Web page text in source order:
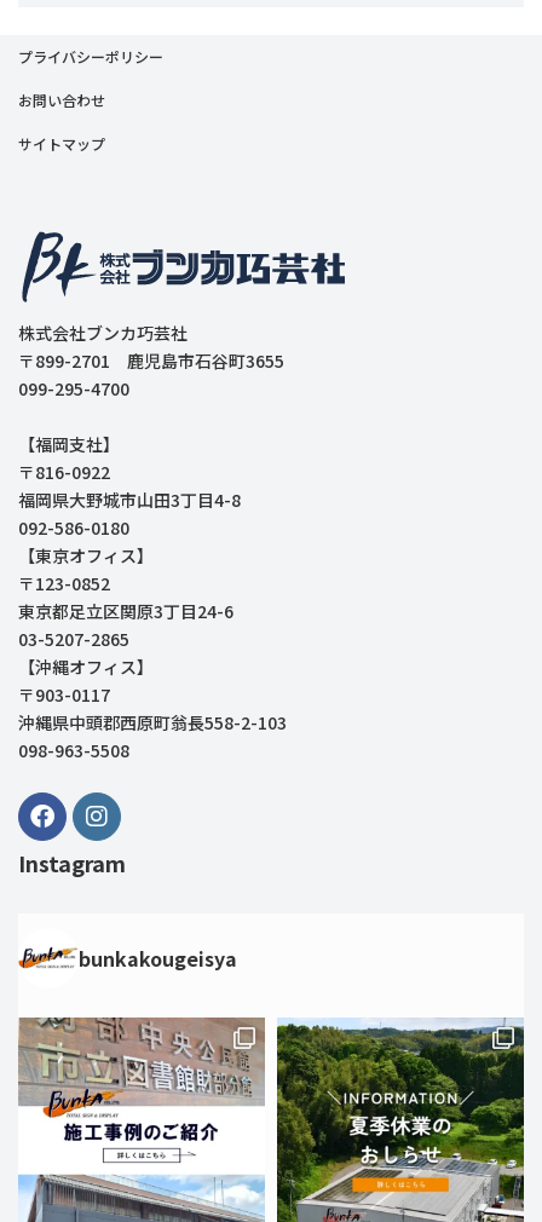
プライバシーポリシー
お問い合わせ
サイトマップ
株式会社ブンカ巧芸社
〒899-2701 鹿児島市石谷町3655
099-295-4700
【福岡支社】
〒816-0922
福岡県大野城市山田3丁目4-8
092-586-0180
【東京オフィス】
〒123-0852
東京都足立区関原3丁目24-6
03-5207-2865
【沖縄オフィス】
〒903-0117
沖縄県中頭郡西原町翁長558-2-103
098-963-5508
Instagram
bunkakougeisya